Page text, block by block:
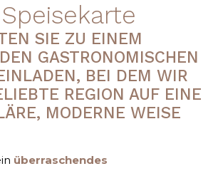
SIE ZU EINEM
GASTRONOMISCHEN
BEI DEM WIR
REGION AUF EINE
MODERNE WEISE
überraschendes